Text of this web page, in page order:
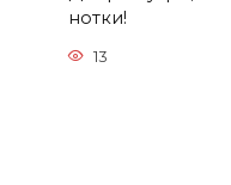
нотки!
13